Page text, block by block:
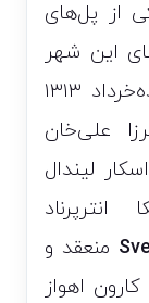
از پل‌های
این شهر
نیز محسوب می‌شود. در تاریخ هفده‌خرداد ۱۳۱۳
علی‌خان
لیندال
منعقد و
اهواز